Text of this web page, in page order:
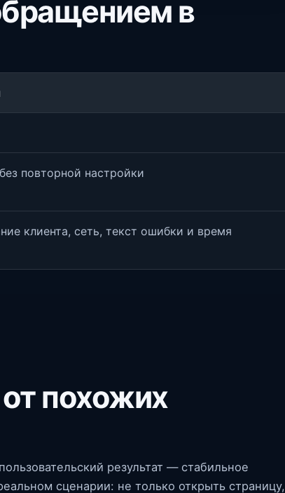
в
повторной настройки
клиента, сеть, текст ошибки и время
похожих
результат — стабильное
сценарии: не только открыть страницу,